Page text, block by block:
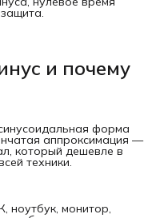
и почему
форма
аппроксимация —
который дешевле в
техники.
ноутбук, монитор,